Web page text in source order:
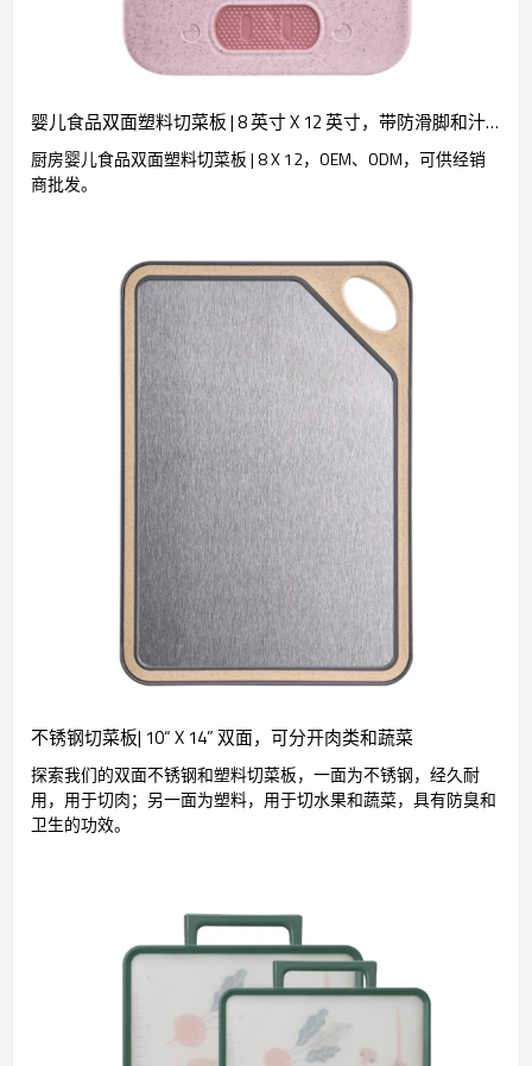
婴儿食品双面塑料切菜板 | 8 英寸 X 12 英寸，带防滑脚和汁液收集器。
厨房婴儿食品双面塑料切菜板 | 8 X 12，OEM、ODM，可供经销
商批发。
不锈钢切菜板| 10“ X 14” 双面，可分开肉类和蔬菜
探索我们的双面不锈钢和塑料切菜板，一面为不锈钢，经久耐
用，用于切肉；另一面为塑料，用于切水果和蔬菜，具有防臭和
卫生的功效。